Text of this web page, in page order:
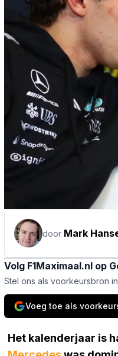
door Mark
Volg F1Maximaal.nl op
Stel ons als voorkeursbron
Voeg toe als
Het kalenderjaar is